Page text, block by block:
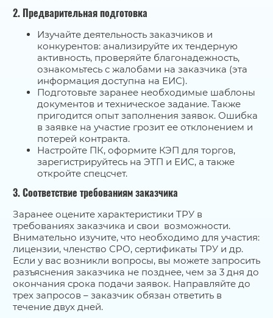
2. Предварительная подготовка
Изучайте деятельность заказчиков и
конкурентов: анализируйте их тендерную
активность, проверяйте благонадежность,
ознакомьтесь с жалобами на заказчика (эта
информация доступна на ЕИС).
Подготовьте заранее необходимые шаблоны
документов и техническое задание. Также
пригодится опыт заполнения заявок. Ошибка
в заявке на участие грозит ее отклонением и
потерей контракта.
Настройте ПК, оформите КЭП для торгов,
зарегистрируйтесь на ЭТП и ЕИС, а также
откройте спецсчет.
3. Соответствие требованиям заказчика
Заранее оцените характеристики ТРУ в
требованиях заказчика и свои возможности.
Внимательно изучите, что необходимо для участия:
лицензии, членство СРО, сертификаты ТРУ и др.
Если у вас возникли вопросы, вы можете запросить
разъяснения заказчика не позднее, чем за 3 дня до
окончания срока подачи заявок. Направляйте до
трех запросов – заказчик обязан ответить в
течение двух дней.